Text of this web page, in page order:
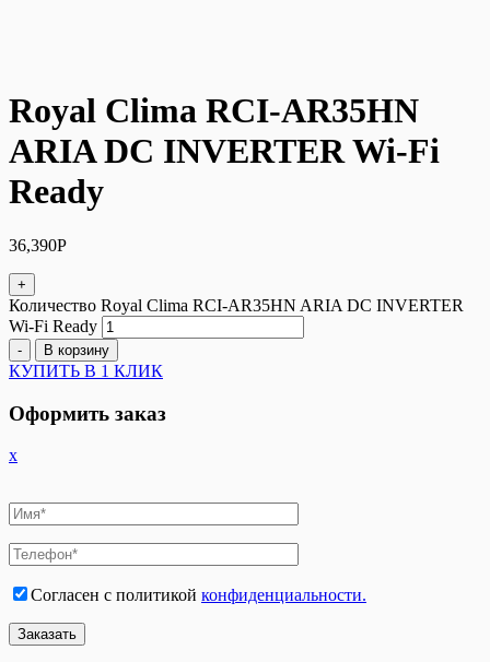
Royal Clima RCI-AR35HN
ARIA DC INVERTER Wi-Fi
Ready
36,390Р
+
Количество Royal Clima RCI-AR35HN ARIA DC INVERTER
Wi-Fi Ready
- В корзину
КУПИТЬ В 1 КЛИК
Оформить заказ
x
Согласен с политикой конфиденциальности.